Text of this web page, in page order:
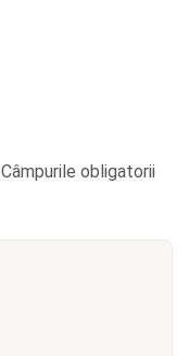
Câmpurile obligatorii